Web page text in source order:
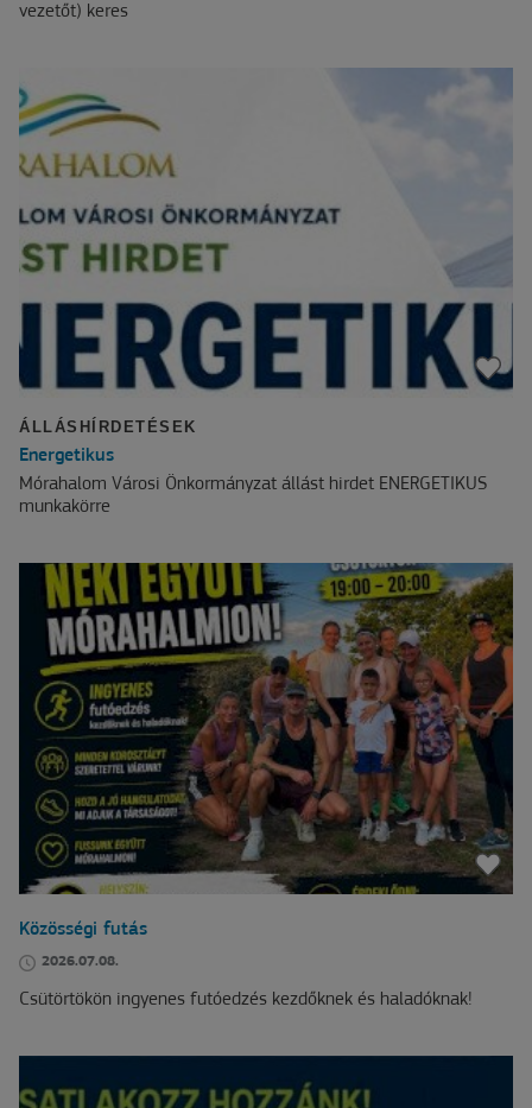
vezetőt) keres
ÁLLÁSHÍRDETÉSEK
Energetikus
Mórahalom Városi Önkormányzat állást hirdet ENERGETIKUS
munkakörre
Közösségi futás
2026.07.08.
Csütörtökön ingyenes futóedzés kezdőknek és haladóknak!